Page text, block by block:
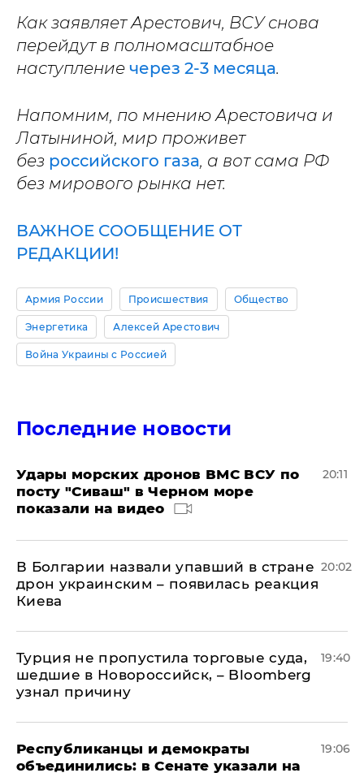
Как заявляет Арестович, ВСУ снова
перейдут в полномасштабное
наступление через 2-3 месяца.
Напомним, по мнению Арестовича и
Латыниной, мир проживет
без российского газа, а вот сама РФ
без мирового рынка нет.
ВАЖНОЕ СООБЩЕНИЕ ОТ
РЕДАКЦИИ!
Армия России Происшествия Общество
Энергетика Алексей Арестович
Война Украины с Россией
Последние новости
Удары морских дронов ВМС ВСУ по
посту "Сиваш" в Черном море
показали на видео
20:11
В Болгарии назвали упавший в стране
дрон украинским – появилась реакция
Киева
20:02
Турция не пропустила торговые суда,
шедшие в Новороссийск, – Bloomberg
узнал причину
19:40
Республиканцы и демократы
объединились: в Сенате указали на
19:06